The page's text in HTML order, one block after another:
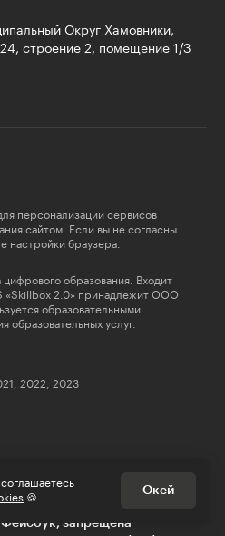
Округ Хамовники,
строение 2, помещение 1/3
для персонализации сервисов
сайтом. Если вы не согласны
настройки браузера.
образования. Входит
«Skillbox 2.0» принадлежит ООО
образовательными
образовательных услуг.
2022, 2023
Platforms Inc., которой
запрещена
🍪
Окей